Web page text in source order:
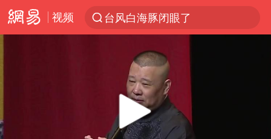
视频
台风白海豚闭眼了